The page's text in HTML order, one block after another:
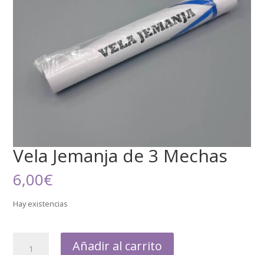
Vela Jemanja de 3 Mechas
6,00€
Hay existencias
Añadir al carrito